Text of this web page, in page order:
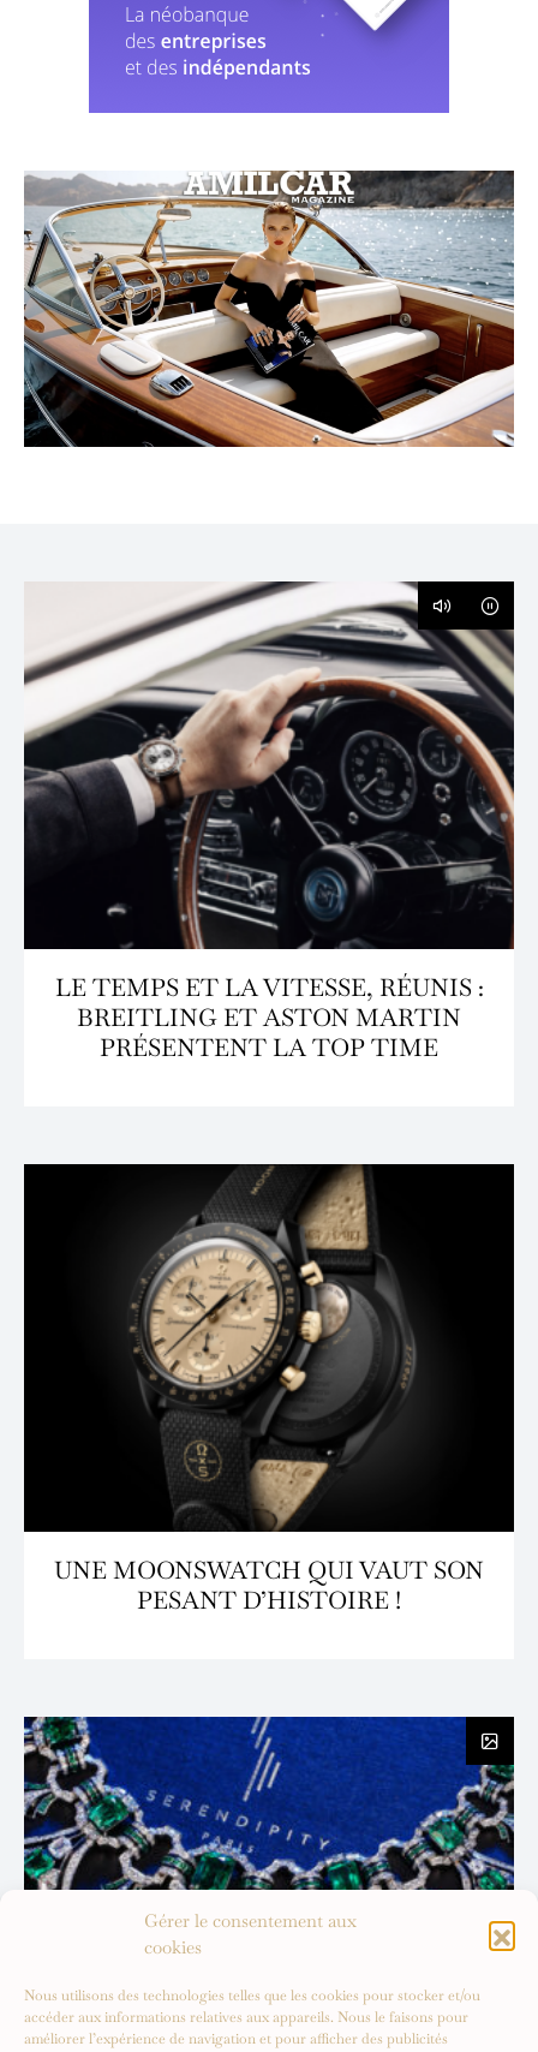
Gérer le consentement aux
cookies
Nous utilisons des technologies telles que les cookies pour stocker et/ou
accéder aux informations relatives aux appareils. Nous le faisons pour
améliorer l’expérience de navigation et pour afficher des publicités
LE TEMPS ET LA VITESSE, RÉUNIS :
BREITLING ET ASTON MARTIN
PRÉSENTENT LA TOP TIME
UNE MOONSWATCH QUI VAUT SON
PESANT D’HISTOIRE !